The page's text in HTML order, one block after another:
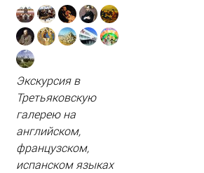
Экскурсия в
Третьяковскую
галерею на
английском,
французском,
испанском языках